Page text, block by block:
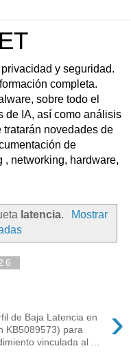
y seguridad.
completa.
sobre todo el
de IA, así como análisis
tratarán novedades de
de
, networking, hardware,
latencia.
Mostrar
›
de Baja Latencia en
KB5089573) para
vinculada al ...